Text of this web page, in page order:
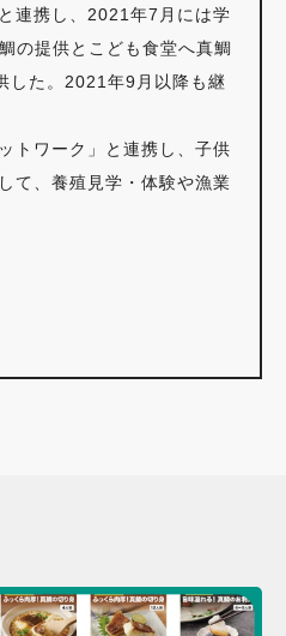
連携し、2021年7月には学
の提供とこども食堂へ真鯛
した。2021年9月以降も継
トワーク」と連携し、子供
て、養殖見学・体験や漁業